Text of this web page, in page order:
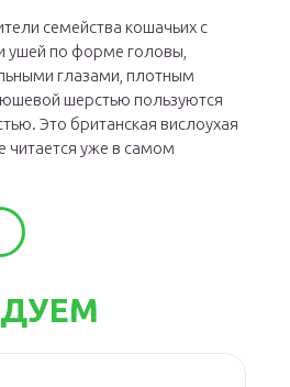
семейства кошачьих с
ушей по форме головы,
глазами, плотным
шерстью пользуются
Это британская вислоухая
читается уже в самом